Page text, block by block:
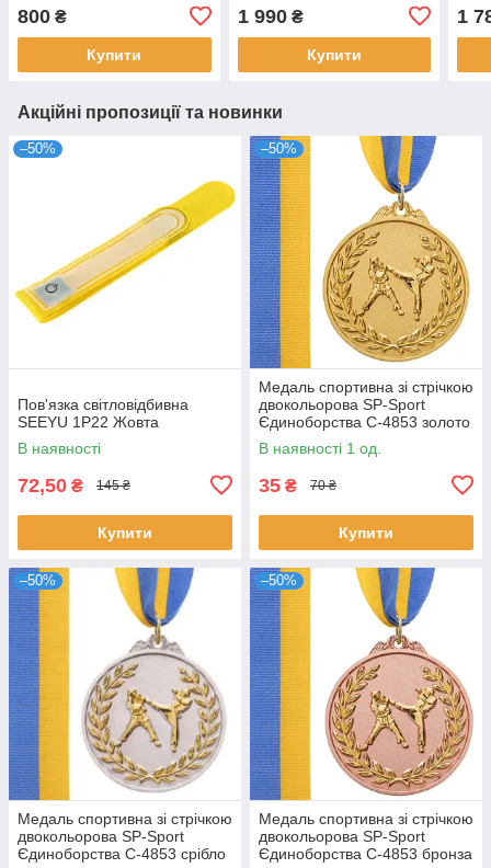
800 ₴
Купити
1 990₴
Купити
1
Акційні пропозиції та новинки
–50%
Пов'язка світловідбивна
SEEYU 1P22 Жовта
В наявності
72,50 ₴ 145 ₴
Купити
–50%
Медаль спортивна зі стрічкою
двокольорова SP-Sport
Єдиноборства C-4853 золото
В наявності 1 од.
35 ₴ 70 ₴
Купити
–50%
Медаль спортивна зі стрічкою
двокольорова SP-Sport
Єдиноборства C-4853 срібло
–50%
Медаль спортивна зі стрічкою
двокольорова SP-Sport
Єдиноборства C-4853 бронза